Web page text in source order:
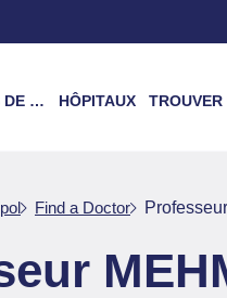
HÔPITAUX TROUVER UN
Find a Doctor